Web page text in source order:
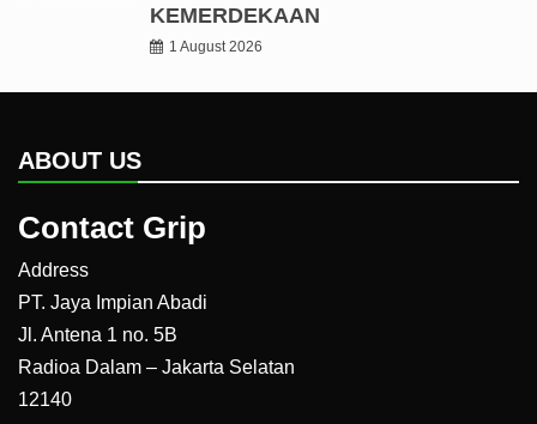
KEMERDEKAAN
1 August 2026
ABOUT US
Contact Grip
Address
PT. Jaya Impian Abadi
Jl. Antena 1 no. 5B
Radioa Dalam – Jakarta Selatan
12140